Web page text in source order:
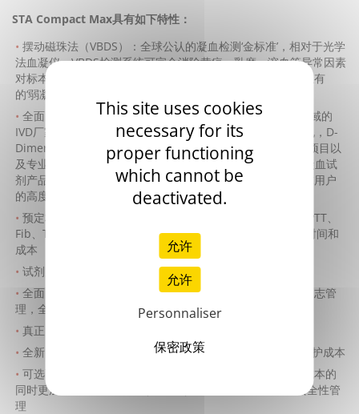
STA Compact Max具有如下特性：
摆动磁珠法（VBDS）：全球公认的凝血检测‘金标准’，相对于光学
法血凝仪，VBDS检测系统可完全消除黄疸，乳糜，溶血等异常因素
对标本的影响，为实验室提供精准可靠的检测结果；Stago独有
的‘弱凝固’检测技术，使得Fib项目检测范围最宽。
全面的凝血检测试剂产品：Stago是唯一一家专注于凝血领域的
IVD厂家，拥有70多年的试剂生产经验，产品涉及了凝血常规，D-
Dimer/FDP，凝血因子，易栓症检测，抗凝监测等各种特殊项目以
及专业配套的质控和标准品等360多种试剂，拥有最全面的凝血试
剂产品；Stago匠心打造的凝血仪器和试剂产品，获得了全球用户
的高度评价，是凝血领域的公认的的标准和领军者
预定标试剂：Stago高品质试剂的体现，常规项目（PT、APTT、
Fib、TT 、D-Dimer）无需定标，极大地节约科室定标操作时间和
成本
试剂完全的条码化管理：为科室操作带来极大地便利性
全面的溯源性管理：完全的样本、试剂、耗材和仪器保养日志管
理，全面的结果记录
真正的急诊管理：可更加高效快速的处理急诊样本
全新的PSR注射器模块，低故障，低噪音，极大降低科室维护成本
可选配穿刺针模块，去除采血管拔盖操作，节省科室人力成本的
同时更加确保操作者安全（气溶胶），进而提高实验室的安全性管
理
This site uses cookies
necessary for its
proper functioning
which cannot be
deactivated.
允许
允许
Personnaliser
保密政策